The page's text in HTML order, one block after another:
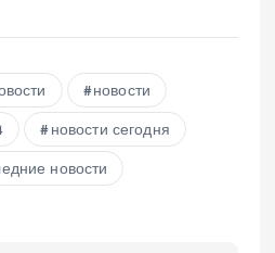
новости
новости сегодня
новости